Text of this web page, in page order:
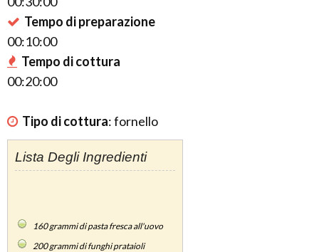
Tempo di preparazione
00:10:00
Tempo di cottura
00:20:00
Tipo di cottura:fornello
Lista Degli Ingredienti
160grammi di pasta fresca all'uovo
200grammi di funghi prataioli